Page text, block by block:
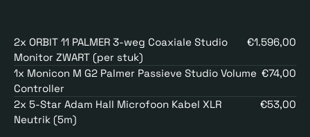
2x ORBIT 11 PALMER 3-weg Coaxiale Studio
Monitor ZWART (per stuk)
€1.596,00
1x Monicon M G2 Palmer Passieve Studio Volume
Controller
€74,00
2x 5-Star Adam Hall Microfoon Kabel XLR
Neutrik (5m)
€53,00